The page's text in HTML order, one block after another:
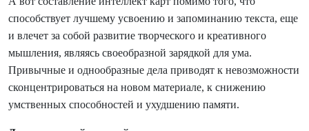
способствует лучшему усвоению и запоминанию текста, еще
и влечет за собой развитие творческого и креативного
мышления, являясь своеобразной зарядкой для ума.
Привычные и однообразные дела приводят к невозможности
сконцентрироваться на новом материале, к снижению
умственных способностей и ухудшению памяти.